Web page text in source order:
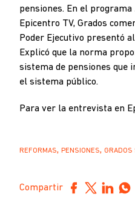
pensiones. En el programa
Epicentro TV, Grados
Poder Ejecutivo presentó
Explicó que la norma
sistema de pensiones que
el sistema público.
Para ver la entrevista en
REFORMAS, PENSIONES, GRADOS
Compartir